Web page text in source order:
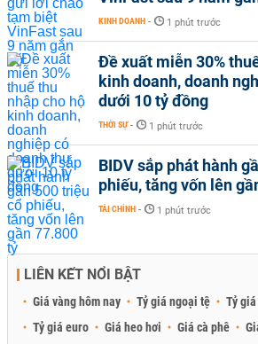
KINH DOANH - 1 phút trước
Đề xuất miễn 30%
kinh doanh, doanh
dưới 10 tỷ đồng
THỜI SỰ - 1 phút trước
BIDV sắp phát hành
phiếu, tăng vốn lên
TÀI CHÍNH - 1 phút trước
LIÊN KẾT NỔI BẬT
Giá vàng hôm nay Tỷ giá ngoại tệ Tỷ giá
Tỷ giá euro
Giá heo hơi Giá cà phê